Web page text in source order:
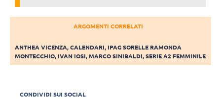
ARGOMENTI CORRELATI
ANTHEA VICENZA,CALENDARI, IPAG SORELLE RAMONDA
MONTECCHIO, IVAN IOSI,MARCO SINIBALDI,SERIE A2 FEMMINILE
CONDIVIDI SUI SOCIAL